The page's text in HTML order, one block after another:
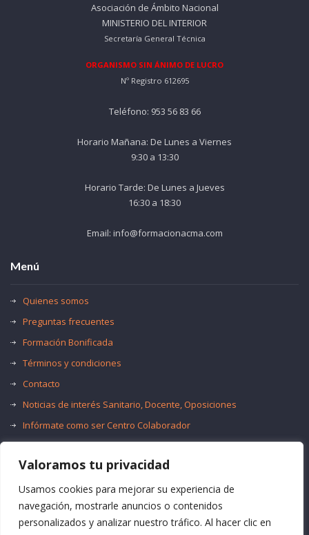
Valoramos tu privacidad
Usamos cookies para mejorar su experiencia de
navegación, mostrarle anuncios o contenidos
personalizados y analizar nuestro tráfico. Al hacer clic en
Asociación de Ámbito Nacional
MINISTERIO DEL INTERIOR
Secretaría General Técnica
ORGANISMO SIN ÁNIMO DE LUCRO
Nº Registro 612695
Teléfono: 953 56 83 66
Horario Mañana: De Lunes a Viernes
9:30 a 13:30
Horario Tarde: De Lunes a Jueves
16:30 a 18:30
Email: info@formacionacma.com
Menú
Quienes somos
Preguntas frecuentes
Formación Bonificada
Términos y condiciones
Contacto
Noticias de interés Sanitario, Docente, Oposiciones
Infórmate como ser Centro Colaborador
Oferta de Empleo Público
Bolsas de Empleo